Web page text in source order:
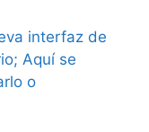
interfaz de
Aquí se
o